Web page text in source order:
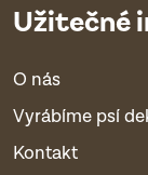
Užitečné
O nás
Vyrábíme psí
Kontakt